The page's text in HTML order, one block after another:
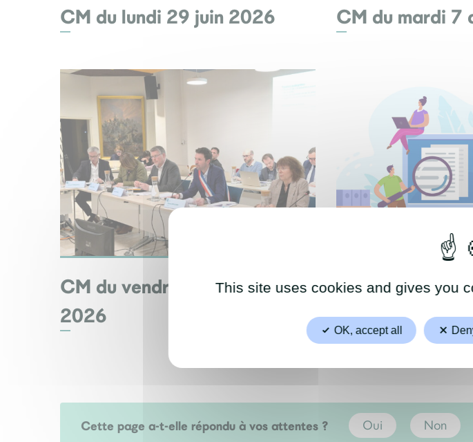
CM du lundi 29 juin 2026 CM du mardi 7
CM du vendredi 20 mars
2026
Archives
Cette page a-t-elle répondu à vos attentes ? Oui Non
This site uses cookies and gives you
OK, accept all